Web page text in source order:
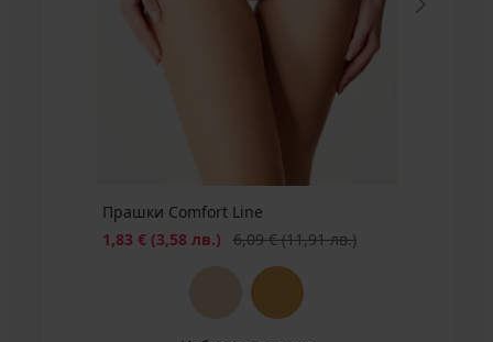
Прашки Comfort Line
Намаление
1,83 € (3,58 лв.) Първоначална цена
6,09 €(11,91 лв.)